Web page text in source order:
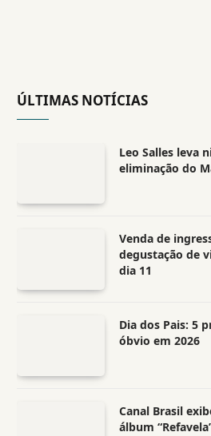
ÚLTIMAS NOTÍCIAS
Leo Salles leva
eliminação do
Venda de
degustação de
dia 11
Dia dos Pais: 5
óbvio em 2026
Canal Brasil
álbum